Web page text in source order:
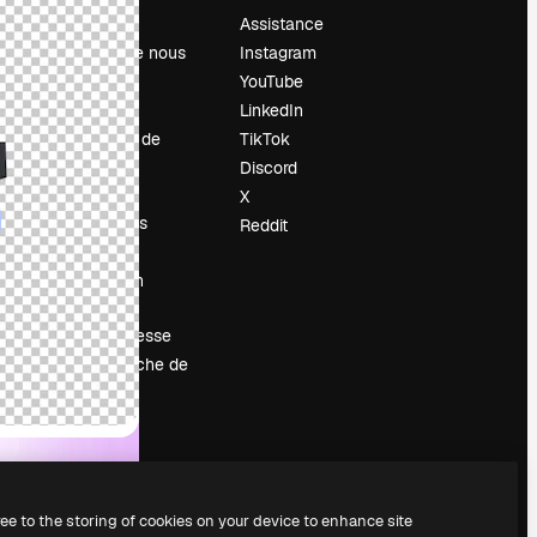
Prix
À propos de nous
Avis
Carrières
Tendances de
recherche
Blog
Événements
Slidesgo
Vendre mon
contenu
Salle de presse
À la recherche de
magnific.ai
Assistance
Instagram
YouTube
LinkedIn
TikTok
Discord
X
Reddit
to the storing of cookies on your device to enhance site